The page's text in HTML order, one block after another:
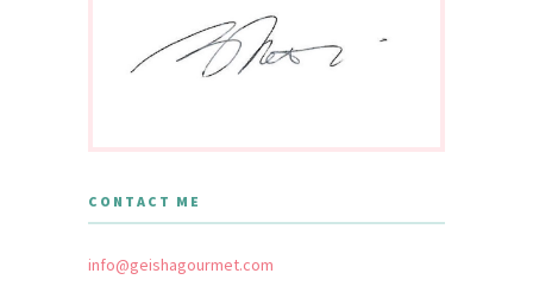
CONTACT ME
info@geishagourmet.com